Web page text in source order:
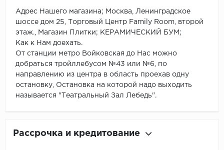
Адрес Нашего магазина; Москва, Ленинградское
шоссе дом 25, Торговый Центр Family Room, второй
этаж., Магазин Плитки; КЕРАМИЧЕСКИЙ БУМ;
Как к Нам доехать.
От станции метро Войковская до Нас можно
добраться тройллебусом №43 или №6, по
направлению из центра в область проехав одну
остановку, Остановка на которой надо выходить
называется "Театральный Зал Лебедь".
Рассрочка и кредитование